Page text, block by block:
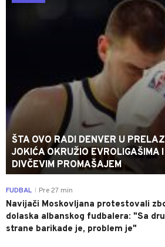
ŠTA OVO RADI DENVER U
JOKIĆA OKRUŽIO EVROLIGAŠIMA
DIVČEVIM PROMAŠAJEM
FUDBAL Pre 27 min
Navijači Moskovljana protestovali
dolaska albanskog fudbalera: "Sa
strane barikade je, problem je"